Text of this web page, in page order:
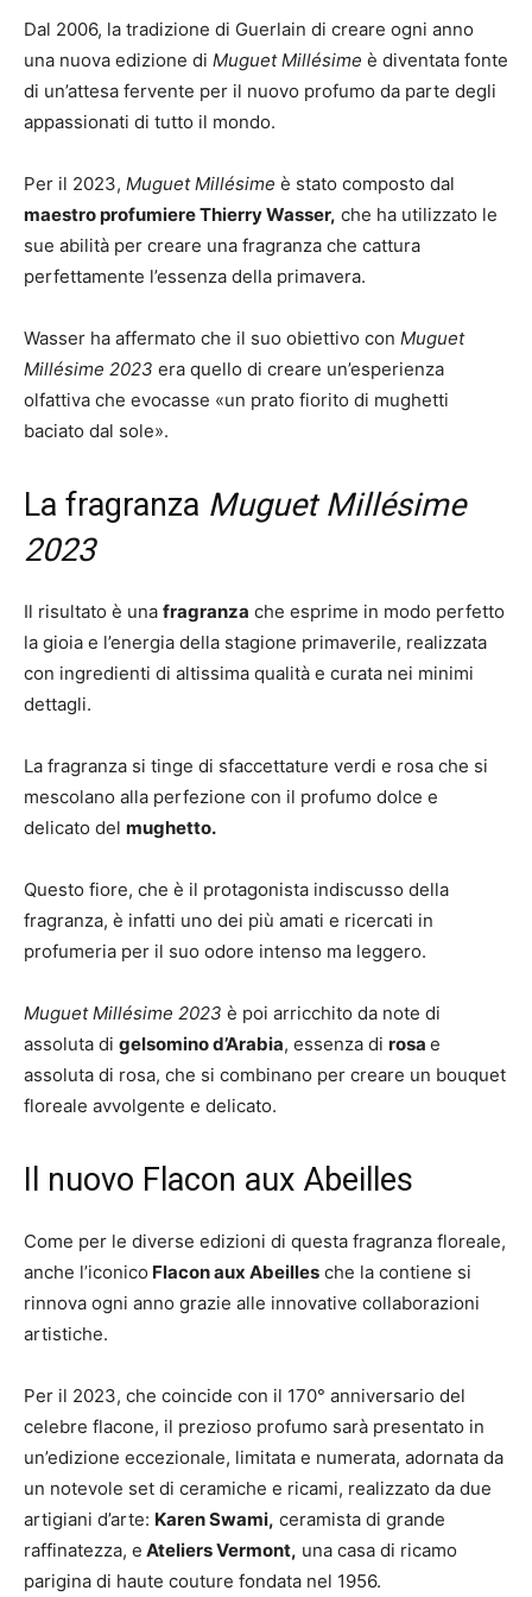
Dal 2006, la tradizione di Guerlain di creare ogni anno
una nuova edizione di Muguet Millésime è diventata fonte
di un’attesa fervente per il nuovo profumo da parte degli
appassionati di tutto il mondo.
Per il 2023, Muguet Millésime è stato composto dal
maestro profumiere Thierry Wasser, che ha utilizzato le
sue abilità per creare una fragranza che cattura
perfettamente l’essenza della primavera.
Wasser ha affermato che il suo obiettivo con Muguet
Millésime 2023 era quello di creare un’esperienza
olfattiva che evocasse «un prato fiorito di mughetti
baciato dal sole».
La fragranza Muguet Millésime
2023
Il risultato è una fragranza che esprime in modo perfetto
la gioia e l’energia della stagione primaverile, realizzata
con ingredienti di altissima qualità e curata nei minimi
dettagli.
La fragranza si tinge di sfaccettature verdi e rosa che si
mescolano alla perfezione con il profumo dolce e
delicato del mughetto.
Questo fiore, che è il protagonista indiscusso della
fragranza, è infatti uno dei più amati e ricercati in
profumeria per il suo odore intenso ma leggero.
Muguet Millésime 2023 è poi arricchito da note di
assoluta di gelsomino d’Arabia, essenza di rosa e
assoluta di rosa, che si combinano per creare un bouquet
floreale avvolgente e delicato.
Il nuovo Flacon aux Abeilles
Come per le diverse edizioni di questa fragranza floreale,
anche l’iconico Flacon aux Abeilles che la contiene si
rinnova ogni anno grazie alle innovative collaborazioni
artistiche.
Per il 2023, che coincide con il 170° anniversario del
celebre flacone, il prezioso profumo sarà presentato in
un’edizione eccezionale, limitata e numerata, adornata da
un notevole set di ceramiche e ricami, realizzato da due
artigiani d’arte: Karen Swami, ceramista di grande
raffinatezza, e Ateliers Vermont, una casa di ricamo
parigina di haute couture fondata nel 1956.